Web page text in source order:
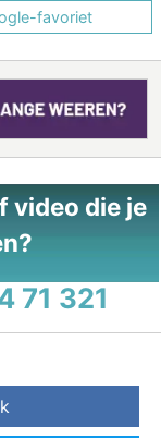
favoriet
video die je
71 321